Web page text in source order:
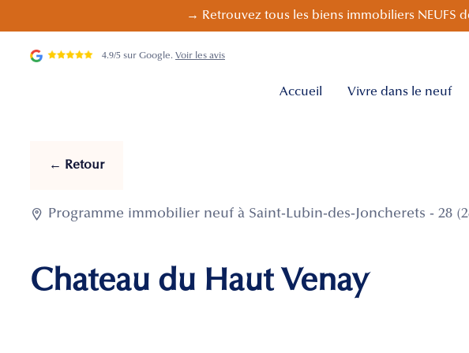
→ Retrouvez tous les biens immobiliers NEUFS
4.9/5 sur Google. Voir les avis
Accueil Vivre dans le neuf
← Retour
 Programme immobilier neuf à Saint-Lubin-des-Joncherets - 28
Chateau du Haut Venay